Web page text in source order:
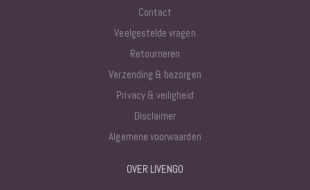
Contact
Veelgestelde vragen
Retourneren
Verzending & bezorgen
Privacy & veiligheid
Disclaimer
Algemene voorwaarden
OVER LIVENGO